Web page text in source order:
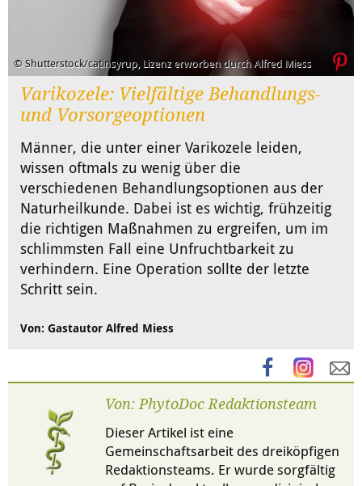
© Shutterstock/catinsyrup, Lizenz erworben durch Alfred Miess
Varikozele: Vielfältige Behandlungs-
und Vorsorgeoptionen
Männer, die unter einer Varikozele leiden,
wissen oftmals zu wenig über die
verschiedenen Behandlungsoptionen aus der
Naturheilkunde. Dabei ist es wichtig, frühzeitig
die richtigen Maßnahmen zu ergreifen, um im
schlimmsten Fall eine Unfruchtbarkeit zu
verhindern. Eine Operation sollte der letzte
Schritt sein.
Von: Gastautor Alfred Miess
Von: PhytoDoc Redaktionsteam
Dieser Artikel ist eine
Gemeinschaftsarbeit des dreiköpfigen
Redaktionsteams. Er wurde sorgfältig